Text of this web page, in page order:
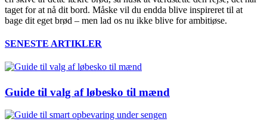
taget for at nå dit bord. Måske vil du endda blive inspireret til at
bage dit eget brød – men lad os nu ikke blive for ambitiøse.
SENESTE ARTIKLER
Guide til valg af løbesko til mænd